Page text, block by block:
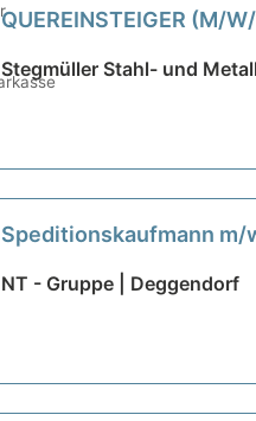
QUEREINSTEIGER (M/
Stegmüller Stahl- und
Speditionskaufmann
NT - Gruppe | Deggendorf